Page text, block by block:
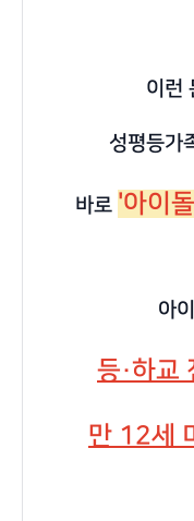
이런
성평등가
바로 '아이
아
등·하교
만 12세